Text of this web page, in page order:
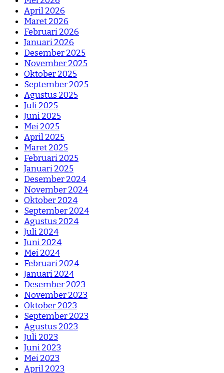
April 2026
Maret 2026
Februari 2026
Januari 2026
Desember 2025
November 2025
Oktober 2025
September 2025
Agustus 2025
Juli 2025
Juni 2025
Mei 2025
April 2025
Maret 2025
Februari 2025
Januari 2025
Desember 2024
November 2024
Oktober 2024
September 2024
Agustus 2024
Juli 2024
Juni 2024
Mei 2024
Februari 2024
Januari 2024
Desember 2023
November 2023
Oktober 2023
September 2023
Agustus 2023
Juli 2023
Juni 2023
Mei 2023
April 2023